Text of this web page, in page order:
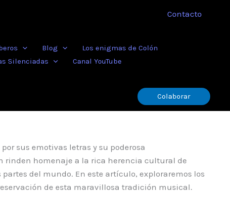
Contacto
Blog
Los enigmas de Colón
Silenciadas Canal YouTube
Colaborar
sus emotivas letras y su poderosa
rinden homenaje a la rica herencia cultural de
del mundo. En este artículo, exploraremos los
de esta maravillosa tradición musical.